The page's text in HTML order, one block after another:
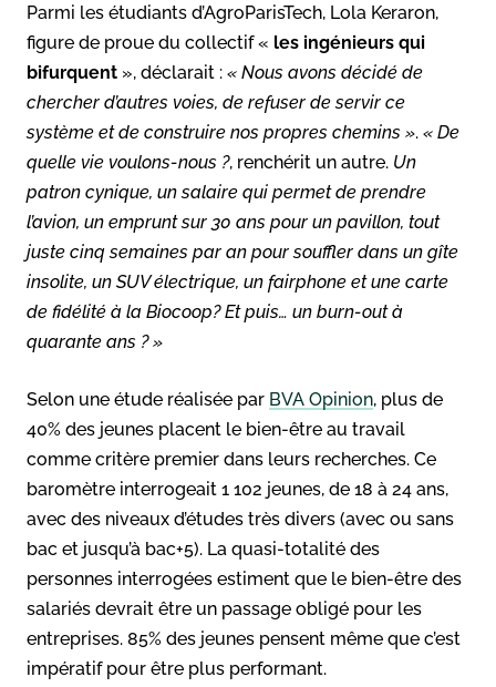
Parmi les étudiants d’AgroParisTech, Lola Keraron,
figure de proue du collectif « les ingénieurs qui
bifurquent », déclarait : « Nous avons décidé de
chercher d’autres voies, de refuser de servir ce
système et de construire nos propres chemins ». « De
quelle vie voulons-nous ?, renchérit un autre. Un
patron cynique, un salaire qui permet de prendre
l’avion, un emprunt sur 30 ans pour un pavillon, tout
juste cinq semaines par an pour souffler dans un gîte
insolite, un SUV électrique, un fairphone et une carte
de fidélité à la Biocoop? Et puis… un burn-out à
quarante ans ? »
Selon une étude réalisée par BVA Opinion, plus de
40% des jeunes placent le bien-être au travail
comme critère premier dans leurs recherches. Ce
baromètre interrogeait 1 102 jeunes, de 18 à 24 ans,
avec des niveaux d’études très divers (avec ou sans
bac et jusqu’à bac+5). La quasi-totalité des
personnes interrogées estiment que le bien-être des
salariés devrait être un passage obligé pour les
entreprises. 85% des jeunes pensent même que c’est
impératif pour être plus performant.